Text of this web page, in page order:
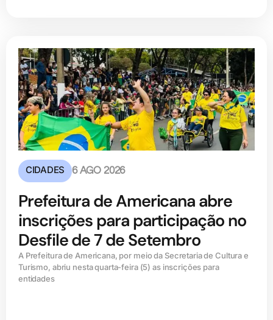
CIDADES 6 AGO 2026
Prefeitura de Americana abre
inscrições para participação no
Desfile de 7 de Setembro
A Prefeitura de Americana, por meio da Secretaria de Cultura e
Turismo, abriu nesta quarta-feira (5) as inscrições para
entidades